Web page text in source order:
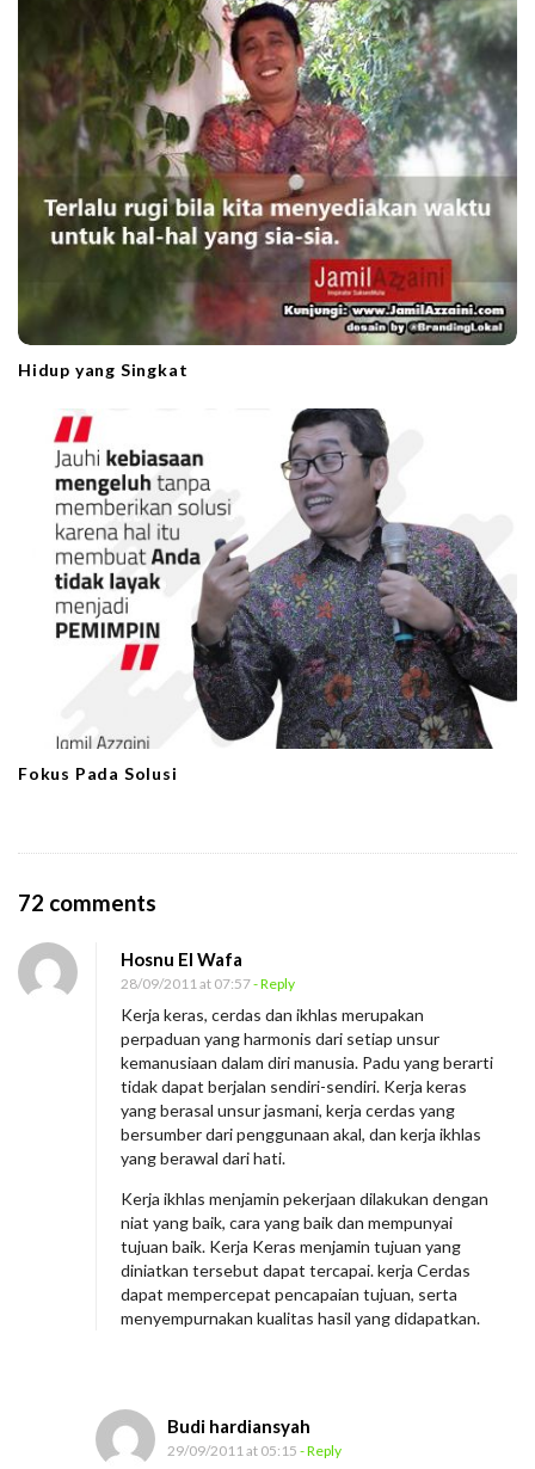
Hidup yang Singkat
Fokus Pada Solusi
72 comments
K
r
a
s
,
C
e
r
d
a
s
Hosnu El Wafa
28/09/2011 at 07:57- Reply
Kerja keras, cerdas dan ikhlas merupakan
perpaduan yang harmonis dari setiap unsur
kemanusiaan dalam diri manusia. Padu yang berarti
tidak dapat berjalan sendiri-sendiri. Kerja keras
yang berasal unsur jasmani, kerja cerdas yang
bersumber dari penggunaan akal, dan kerja ikhlas
yang berawal dari hati.
Kerja ikhlas menjamin pekerjaan dilakukan dengan
niat yang baik, cara yang baik dan mempunyai
tujuan baik. Kerja Keras menjamin tujuan yang
diniatkan tersebut dapat tercapai. kerja Cerdas
dapat mempercepat pencapaian tujuan, serta
menyempurnakan kualitas hasil yang didapatkan.
Budi hardiansyah
29/09/2011 at 05:15 - Reply